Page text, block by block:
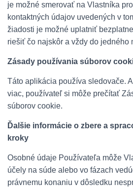
je možné smerovať na Vlastníka
kontaktných údajov uvedených v
žiadosti je možné uplatniť
riešiť čo najskôr a vždy do jedného
Zásady používania súborov
Táto aplikácia používa sledovače.
viac, používateľ si môže prečítať
súborov cookie.
Ďalšie informácie o zbere a
kroky
Osobné údaje Používateľa môže
účely na súde alebo vo fázach
právnemu konaniu v dôsledku